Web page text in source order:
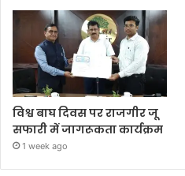
विश्व बाघ दिवस पर राजगीर जू
सफारी में जागरूकता कार्यक्रम
1 week ago